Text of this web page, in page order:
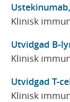
Klinisk
Utvidgad B-
Klinisk
Utvidgad T-
Klinisk